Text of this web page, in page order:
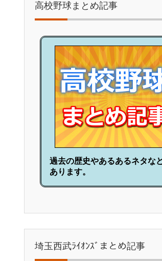
高校野球まとめ記事
過去の歴史やあるあるネタな
あります。
埼玉西武ﾗｲｵﾝｽﾞまとめ記事